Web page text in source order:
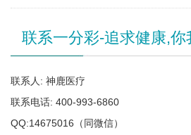
联系一分彩-追求健康,你
联系人: 神鹿医疗
联系电话: 400-993-6860
QQ:14675016（同微信）